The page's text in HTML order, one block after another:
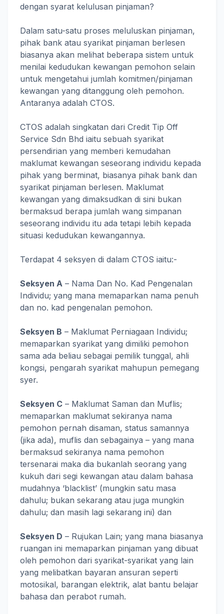
dengan syarat kelulusan pinjaman?
Dalam satu-satu proses meluluskan pinjaman,
pihak bank atau syarikat pinjaman berlesen
biasanya akan melihat beberapa sistem untuk
menilai kedudukan kewangan pemohon selain
untuk mengetahui jumlah komitmen/pinjaman
kewangan yang ditanggung oleh pemohon.
Antaranya adalah CTOS.
CTOS adalah singkatan dari Credit Tip Off
Service Sdn Bhd iaitu sebuah syarikat
persendirian yang memberi kemudahan
maklumat kewangan seseorang individu kepada
pihak yang berminat, biasanya pihak bank dan
syarikat pinjaman berlesen. Maklumat
kewangan yang dimaksudkan di sini bukan
bermaksud berapa jumlah wang simpanan
seseorang individu itu ada tetapi lebih kepada
situasi kedudukan kewangannya.
Terdapat 4 seksyen di dalam CTOS iaitu:-
Seksyen A – Nama Dan No. Kad Pengenalan
Individu; yang mana memaparkan nama penuh
dan no. kad pengenalan pemohon.
Seksyen B – Maklumat Perniagaan Individu;
memaparkan syarikat yang dimiliki pemohon
sama ada beliau sebagai pemilik tunggal, ahli
kongsi, pengarah syarikat mahupun pemegang
syer.
Seksyen C – Maklumat Saman dan Muflis;
memaparkan maklumat sekiranya nama
pemohon pernah disaman, status samannya
(jika ada), muflis dan sebagainya – yang mana
bermaksud sekiranya nama pemohon
tersenarai maka dia bukanlah seorang yang
kukuh dari segi kewangan atau dalam bahasa
mudahnya ‘blacklist’ (mungkin satu masa
dahulu; bukan sekarang atau juga mungkin
dahulu; dan masih lagi sekarang ini) dan
Seksyen D – Rujukan Lain; yang mana biasanya
ruangan ini memaparkan pinjaman yang dibuat
oleh pemohon dari syarikat-syarikat yang lain
yang melibatkan bayaran ansuran seperti
motosikal, barangan elektrik, alat bantu belajar
bahasa dan perabot rumah.